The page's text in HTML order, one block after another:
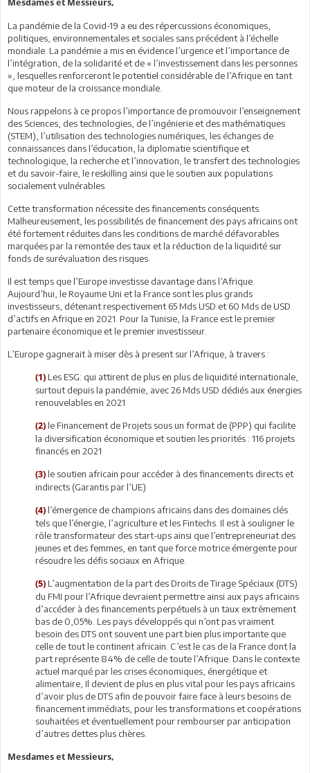
Mesdames et Messieurs,
La pandémie de la Covid-19 a eu des répercussions économiques,
politiques, environnementales et sociales sans précédent à l’échelle
mondiale. La pandémie a mis en évidence l’urgence et l’importance de
l’intégration, de la solidarité et de « l’investissement dans les personnes
», lesquelles renforceront le potentiel considérable de l’Afrique en tant
que moteur de la croissance mondiale.
Nous rappelons à ce propos l’importance de promouvoir l’enseignement
des Sciences, des technologies, de l’ingénierie et des mathématiques
(STEM), l’utilisation des technologies numériques, les échanges de
connaissances dans l’éducation, la diplomatie scientifique et
technologique, la recherche et l’innovation, le transfert des technologies
et du savoir-faire, le reskilling ainsi que le soutien aux populations
socialement vulnérables.
Cette transformation nécessite des financements conséquents.
Malheureusement, les possibilités de financement des pays africains ont
été fortement réduites dans les conditions de marché défavorables
marquées par la remontée des taux et la réduction de la liquidité sur
fonds de surévaluation des risques.
Il est temps que l’Europe investisse davantage dans l’Afrique.
Aujourd’hui, le Royaume Uni et la France sont les plus grands
investisseurs, détenant respectivement 65 Mds USD et 60 Mds de USD
d’actifs en Afrique en 2021. Pour la Tunisie, la France est le premier
partenaire économique et le premier investisseur.
L’Europe gagnerait à miser dès à present sur l’Afrique, à travers :
(1) Les ESG: qui attirent de plus en plus de liquidité internationale,
surtout depuis la pandémie, avec 26 Mds USD dédiés aux énergies
renouvelables en 2021
(2) le Financement de Projets sous un format de (PPP) qui facilite
la diversification économique et soutien les priorités : 116 projets
financés en 2021
(3) le soutien africain pour accéder à des financements directs et
indirects (Garantis par l’UE)
(4) l’émergence de champions africains dans des domaines clés
tels que l’énergie, l’agriculture et les Fintechs. Il est à souligner le
rôle transformateur des start-ups ainsi que l’entrepreneuriat des
jeunes et des femmes, en tant que force motrice émergente pour
résoudre les défis sociaux en Afrique.
(5) L’augmentation de la part des Droits de Tirage Spéciaux (DTS)
du FMI pour l’Afrique devraient permettre ainsi aux pays africains
d’accéder à des financements perpétuels à un taux extrêmement
bas de 0,05%. Les pays développés qui n’ont pas vraiment
besoin des DTS ont souvent une part bien plus importante que
celle de tout le continent africain. C’est le cas de la France dont la
part représente 84% de celle de toute l’Afrique. Dans le contexte
actuel marqué par les crises économiques, énergétique et
alimentaire, Il devient de plus en plus vital pour les pays africains
d’avoir plus de DTS afin de pouvoir faire face à leurs besoins de
financement immédiats, pour les transformations et coopérations
souhaitées et éventuellement pour rembourser par anticipation
d’autres dettes plus chères.
Mesdames et Messieurs,